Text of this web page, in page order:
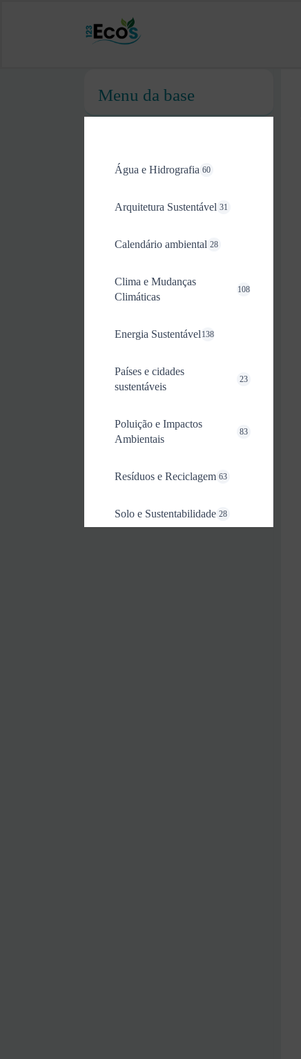
Menu da base
Água e Hidrografia 60
Arquitetura Sustentável 31
Calendário ambiental 28
Clima e Mudanças
Climáticas
108
Energia Sustentável 138
Países e cidades
sustentáveis
23
Poluição e Impactos
Ambientais
83
Resíduos e Reciclagem 63
Solo e Sustentabilidade 28